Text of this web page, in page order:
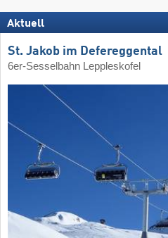
Aktuell
St. Jakob im Defereggental
6er-Sesselbahn Leppleskofel